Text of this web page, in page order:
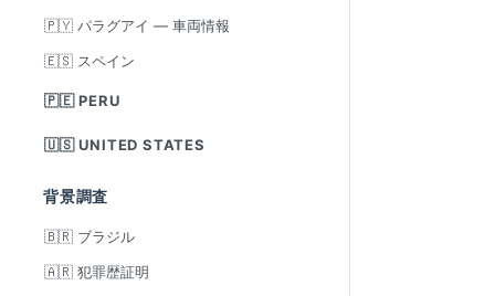
🇵🇾 パラグアイ — 車両情報
🇪🇸 スペイン
🇵🇪 PERU
🇺🇸 UNITED STATES
背景調査
🇧🇷 ブラジル
🇦🇷 犯罪歴証明